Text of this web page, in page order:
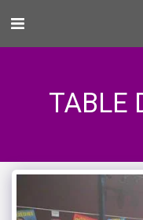
TABLE